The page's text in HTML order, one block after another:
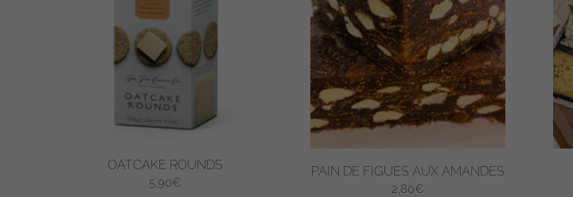
OATCAKE ROUNDS
5,90€
PAIN DE FIGUES AUX AMANDES
2,80€